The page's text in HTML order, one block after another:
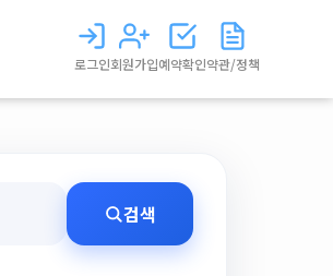
로그인회원가입예약확인약관/정책
검색